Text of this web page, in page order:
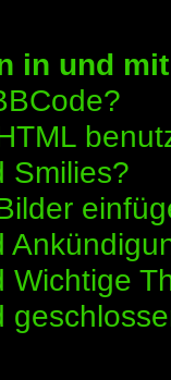
in und
Smilies?
Wichtige